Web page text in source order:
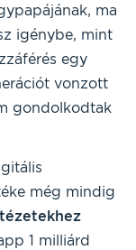
ma
igénybe, mint
egy
vonzott
gondolkodtak
még mindig
1 milliárd